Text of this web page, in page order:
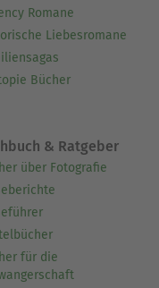
Romane
Liebesromane
Bücher
& Ratgeber
über Fotografie
für die